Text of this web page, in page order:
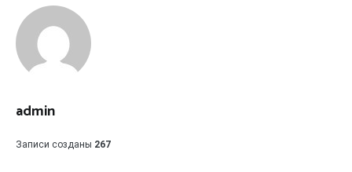
admin
Записи созданы 267